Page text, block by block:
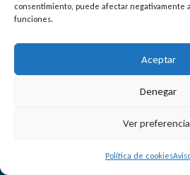
consentimiento, puede afectar negativamente
funciones.
Aceptar
Denegar
Ver
Política de cookies
L
i
n